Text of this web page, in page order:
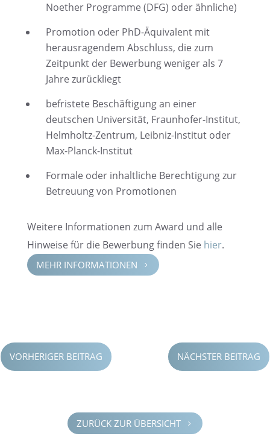
Noether Programme (DFG) oder ähnliche)
Promo­tion oder PhD-Äquiva­lent mit
heraus­ra­gen­dem Abschluss, die zum
Zeitpunkt der Bewer­bung weniger als 7
Jahre zurückliegt
befris­tete Beschäf­ti­gung an einer
deutschen Univer­si­tät, Fraun­ho­fer-Insti­tut,
Helmholtz-Zentrum, Leibniz-Insti­tut oder
Max-Planck-Institut
Formale oder inhalt­li­che Berech­ti­gung zur
Betreu­ung von Promotionen
Weitere Infor­ma­tio­nen zum Award und alle
Hinweise für die Bewer­bung finden Sie hier.
MEHR INFOR­MA­TIO­NEN 5
VORHERIGER BEITRAG NÄCHSTER BEITRAG
ZURÜCK ZUR ÜBERSICHT 5